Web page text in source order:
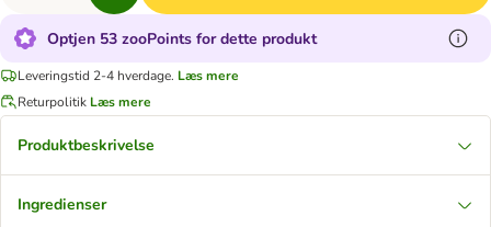
Optjen 53 zooPoints for dette produkt
Leveringstid 2-4 hverdage. Læs mere
Returpolitik Læs mere
Produktbeskrivelse
Ingredienser